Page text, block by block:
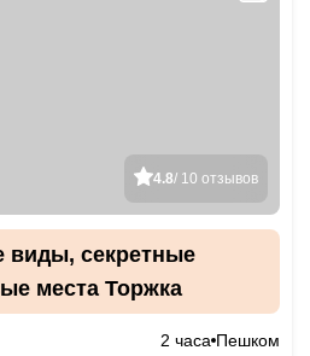
4.8/ 10 отзывов
секретные
места Торжка
2 часа Пешком